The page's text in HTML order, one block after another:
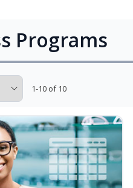
Programs
1-10 of 10